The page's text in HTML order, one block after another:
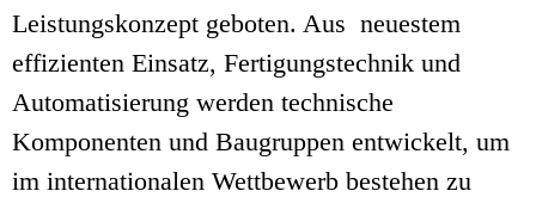
Leistungskonzept geboten. Aus neuestem
effizienten Einsatz, Fertigungstechnik und
Automatisierung werden technische
Komponenten und Baugruppen entwickelt, um
im internationalen Wettbewerb bestehen zu